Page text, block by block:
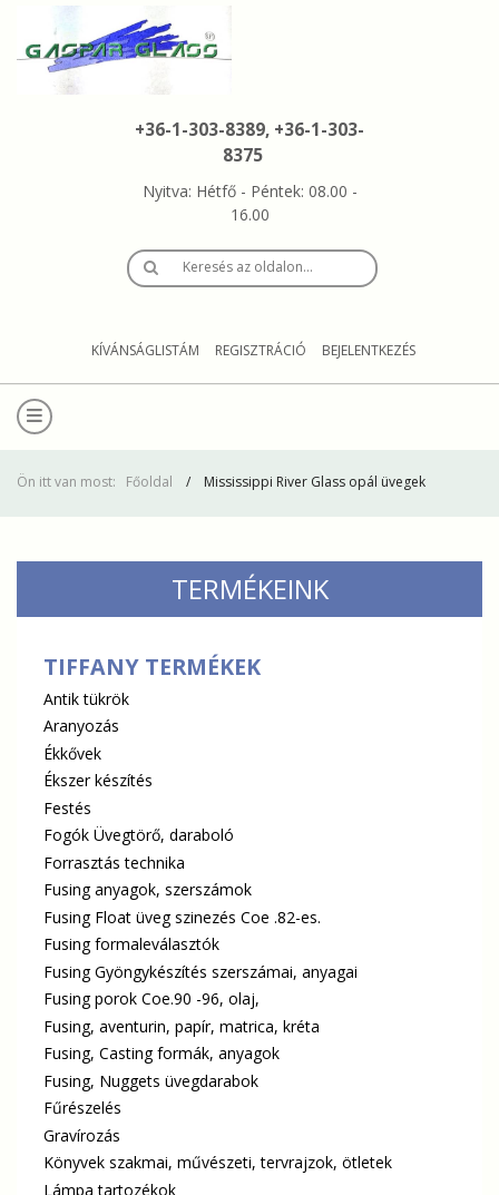
+36-1-303-8389, +36-1-303-
8375
Nyitva: Hétfő - Péntek: 08.00 -
16.00
Keresés az oldalon…
KÍVÁNSÁGLISTÁM REGISZTRÁCIÓ BEJELENTKEZÉS
Ön itt van most: Főoldal Mississippi River Glass opál üvegek
TERMÉKEINK
TIFFANY TERMÉKEK
Antik tükrök
Aranyozás
Ékkővek
Ékszer készítés
Festés
Fogók Üvegtörő, daraboló
Forrasztás technika
Fusing anyagok, szerszámok
Fusing Float üveg szinezés Coe .82-es.
Fusing formaleválasztók
Fusing Gyöngykészítés szerszámai, anyagai
Fusing porok Coe.90 -96, olaj,
Fusing, aventurin, papír, matrica, kréta
Fusing, Casting formák, anyagok
Fusing, Nuggets üvegdarabok
Fűrészelés
Gravírozás
Könyvek szakmai, művészeti, tervrajzok, ötletek
Lámpa tartozékok